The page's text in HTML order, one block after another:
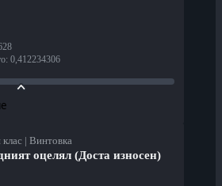
: 0,412234306
| Винтовка
оцелял (Доста износен)